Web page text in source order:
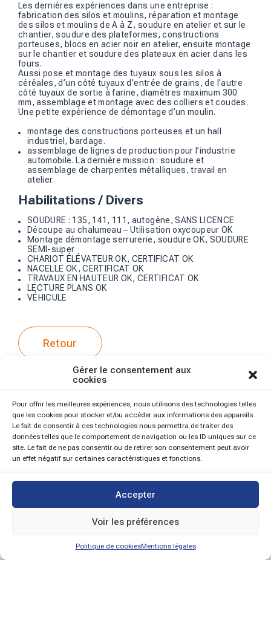
Gérer le consentement aux
cookies
Pour offrir les meilleures expériences, nous utilisons des technologies telles
que les cookies pour stocker et/ou accéder aux informations des appareils.
Le fait de consentir à ces technologies nous permettra de traiter des
données telles que le comportement de navigation ou les ID uniques sur ce
site. Le fait de ne pas consentir ou de retirer son consentement peut avoir
un effet négatif sur certaines caractéristiques et fonctions.
Accepter
Voir les préférences
Politique de cookiesMentions légales
Les dernières expériences dans une entreprise :
fabrication des silos et moulins, réparation et montage
des silos et moulins de A à Z, soudure en atelier et sur le
chantier, soudure des plateformes, constructions
porteuses, blocs en acier noir en atelier, ensuite montage
sur le chantier et soudure des plateaux en acier dans les
fours.
Aussi pose et montage des tuyaux sous les silos à
céréales, d’un côté tuyaux d’entrée de grains, de l’autre
côté tuyaux de sortie à farine, diamètres maximum 300
mm, assemblage et montage avec des colliers et coudes.
Une petite expérience de démontage d’un moulin.
montage des constructions porteuses et un hall
industriel, bardage.
assemblage de lignes de production pour l’industrie
automobile. La dernière mission : soudure et
assemblage de charpentes métalliques, travail en
atelier.
Habilitations / Divers
SOUDURE : 135, 141, 111, autogène, SANS LICENCE
Découpe au chalumeau – Utilisation oxycoupeur OK
Montage démontage serrurerie, soudure OK, SOUDURE
SEMI-super
CHARIOT ÉLÉVATEUR OK, CERTIFICAT OK
NACELLE OK, CERTIFICAT OK
TRAVAUX EN HAUTEUR OK, CERTIFICAT OK
LECTURE PLANS OK
VÉHICULE
Retour